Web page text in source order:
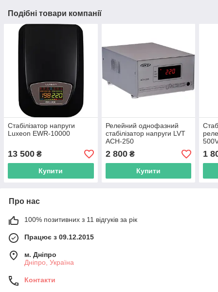
Подібні товари компанії
Стабілізатор напруги
Luxeon EWR-10000
13 500 ₴
Купити
Релейний однофазний
стабілізатор напруги LVT
АСН-250
2 800₴
Купити
1
Про нас
100% позитивних з 11 відгуків за рік
Працює з 09.12.2015
м. Дніпро
Дніпро, Україна
Контакти